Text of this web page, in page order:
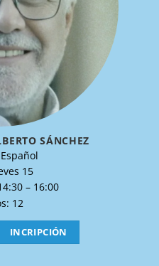
SÁNCHEZ
15
– 16:00
12
INCRIPCIÓN